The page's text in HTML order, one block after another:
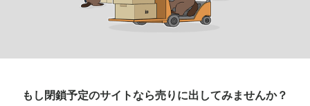
もし閉鎖予定のサイトなら売りに出してみませんか？